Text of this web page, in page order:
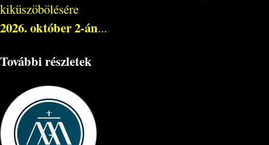
kiküszöbölésére
2026. október 2-án...
További részletek